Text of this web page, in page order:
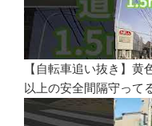
【自転車追い抜き】
以上の安全間隔守って